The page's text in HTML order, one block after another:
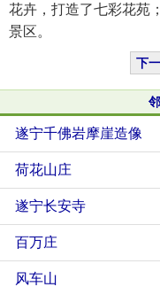
花卉，打造了七彩花苑
景区。
下
遂宁千佛岩摩崖造像
荷花山庄
遂宁长安寺
百万庄
风车山